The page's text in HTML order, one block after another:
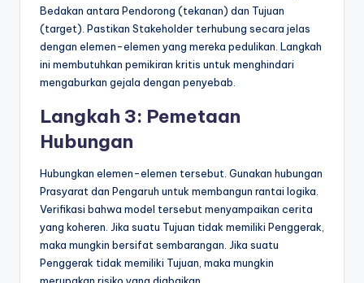
Bedakan antara Pendorong (tekanan) dan Tujuan
(target). Pastikan Stakeholder terhubung secara jelas
dengan elemen-elemen yang mereka pedulikan. Langkah
ini membutuhkan pemikiran kritis untuk menghindari
mengaburkan gejala dengan penyebab.
Langkah 3: Pemetaan
Hubungan
Hubungkan elemen-elemen tersebut. Gunakan hubungan
Prasyarat dan Pengaruh untuk membangun rantai logika.
Verifikasi bahwa model tersebut menyampaikan cerita
yang koheren. Jika suatu Tujuan tidak memiliki Penggerak,
maka mungkin bersifat sembarangan. Jika suatu
Penggerak tidak memiliki Tujuan, maka mungkin